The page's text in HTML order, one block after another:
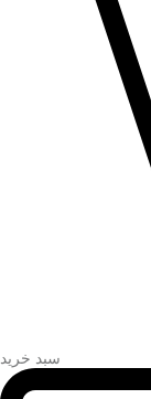
سبد خرید